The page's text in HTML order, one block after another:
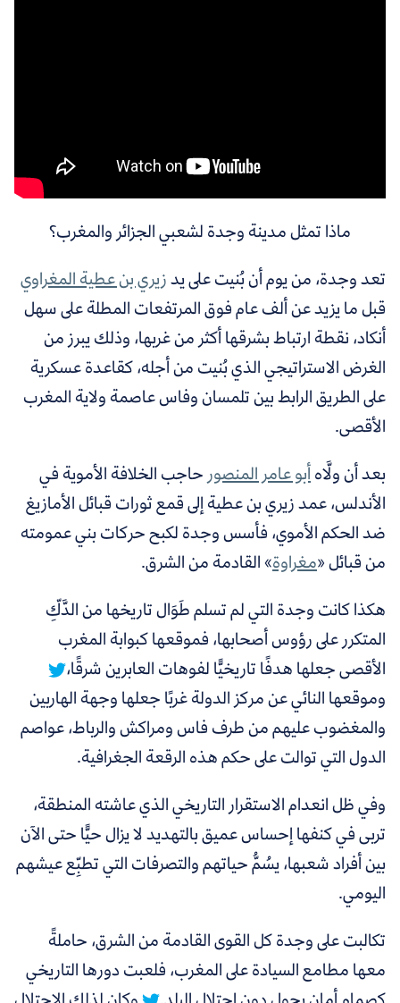
ماذا تمثل مدينة وجدة لشعبي الجزائر والمغرب؟
تعد وجدة، من يوم أن بُنيت على يدزيري بن عطية المغراوي
قبل ما يزيد عن ألف عام فوق المرتفعات المطلة على سهل
أنكاد، نقطة ارتباط بشرقها أكثر من غربها، وذلك يبرز من
الغرض الاستراتيجي الذي بُنيت من أجله، كقاعدة عسكرية
على الطريق الرابط بين تلمسان وفاس عاصمة ولاية المغرب
الأقصى.
بعد أن ولَّاهأبو عامر المنصورحاجب الخلافة الأموية في
الأندلس، عمد زيري بن عطية إلى قمع ثورات قبائل الأمازيغ
ضد الحكم الأموي، فأسس وجدة لكبح حركات بني عمومته
من قبائل «مغراوة»القادمة من الشرق.
هكذا كانت وجدة التيلم تسلم طَوَال تاريخها من الدَّكِّ
المتكرر على رؤوس أصحابها، فموقعها كبوابة المغرب
الأقصى جعلها هدفًا تاريخيًّا لفوهات العابرين شرقًا،
وموقعها النائي عن مركز الدولة غربًا جعلها وجهة الهاربين
والمغضوب عليهم من طرف فاس ومراكش والرباط، عواصم
الدول التي توالت على حكم هذه الرقعة الجغرافية.
وفي ظل انعدام الاستقرار التاريخي الذي عاشته المنطقة،
تربى في كنفها إحساس عميق بالتهديد لا يزال حيًّا حتى الآن
بين أفراد شعبها، يسُمُّ حياتهم والتصرفات التي تطبِّع عيشهم
اليومي.
تكالبت على وجدة كل القوى القادمة من الشرق، حاملةً
معها مطامع السيادة على المغرب، فلعبت دورها التاريخي